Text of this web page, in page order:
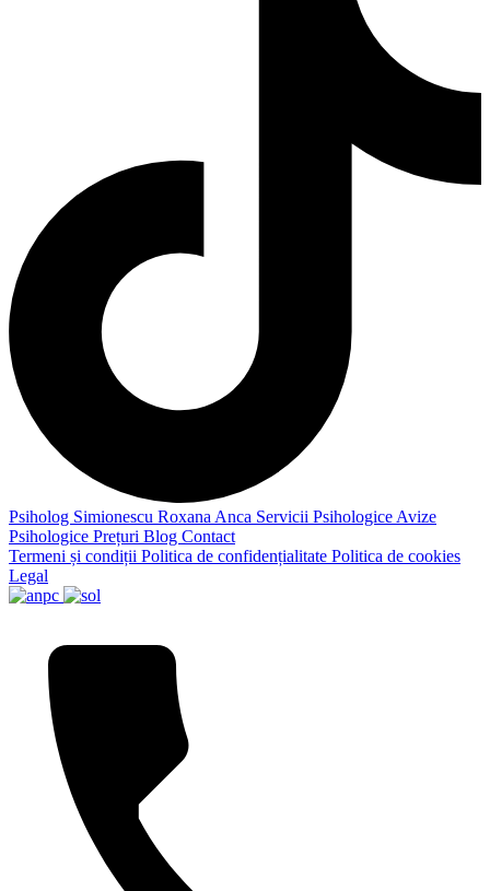
Psiholog Simionescu Roxana Anca Servicii Psihologice Avize
Psihologice Prețuri Blog Contact
Termeni și condiții Politica de confidențialitate Politica de cookies
Legal